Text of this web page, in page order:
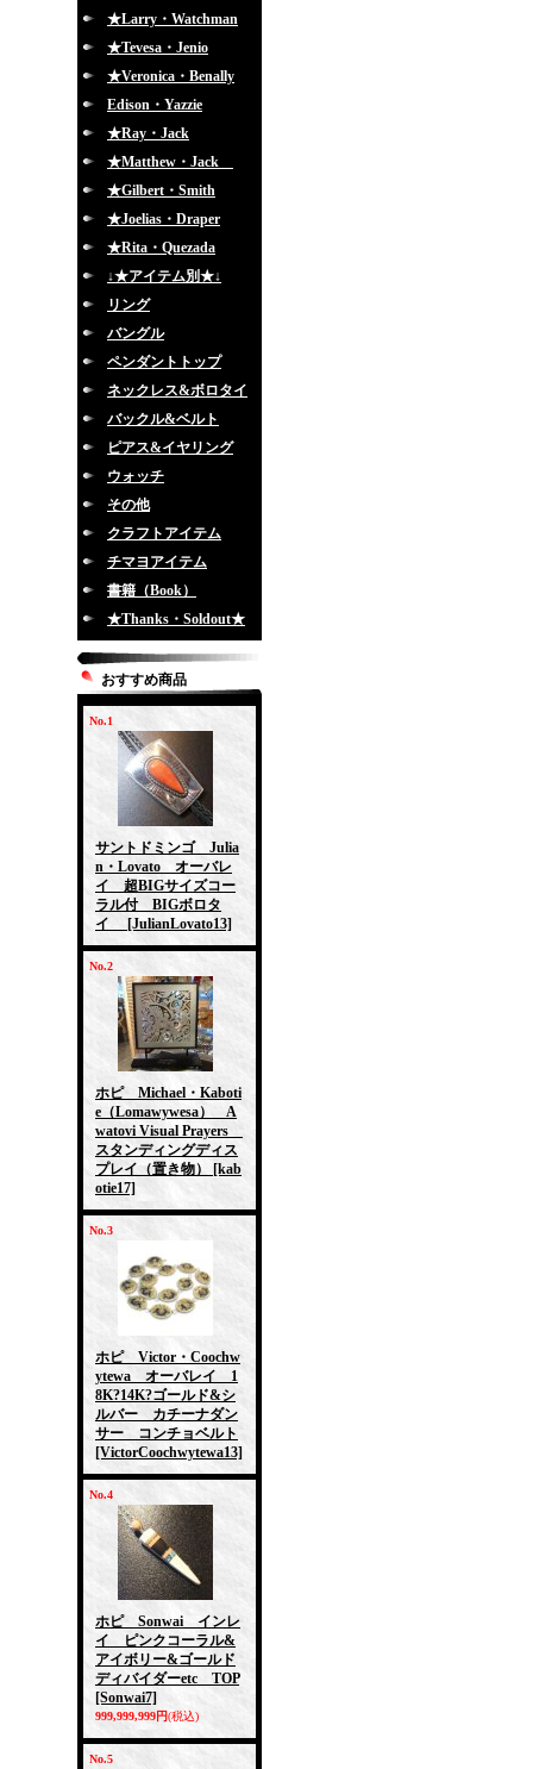
★Larry・Watchman
★Tevesa・Jenio
★Veronica・Benally
Edison・Yazzie
★Ray・Jack
★Matthew・Jack
★Gilbert・Smith
★Joelias・Draper
★Rita・Quezada
↓★アイテム別★↓
リング
バングル
ペンダントトップ
ネックレス&ボロタイ
バックル&ベルト
ピアス&イヤリング
ウォッチ
その他
クラフトアイテム
チマヨアイテム
書籍（Book）
★Thanks・Soldout★
おすすめ商品
No.1
サントドミンゴ Julia
n・Lovato オーバレ
イ 超BIGサイズコー
ラル付 BIGボロタ
イ
[JulianLovato13]
No.2
ホピ Michael・Kaboti
e（Lomawywesa） A
watovi Visual Prayers
スタンディングディス
プレイ（置き物）
[kab
otie17]
No.3
ホピ Victor・Coochw
ytewa オーバレイ 1
8K?14K?ゴールド&シ
ルバー カチーナダン
サー コンチョベルト
[VictorCoochwytewa13]
No.4
ホピ Sonwai インレ
イ ピンクコーラル&
アイボリー&ゴールド
ディバイダーetc TOP
[Sonwai7]
999,999,999円(税込)
No.5